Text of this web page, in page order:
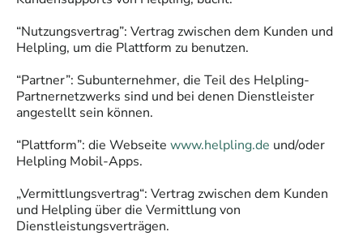
“Nutzungsvertrag”: Vertrag zwischen dem Kunden und
Helpling, um die Plattform zu benutzen.
“Partner”: Subunternehmer, die Teil des Helpling-
Partnernetzwerks sind und bei denen Dienstleister
angestellt sein können.
“Plattform”: die Webseite www.helpling.de und/oder
Helpling Mobil-Apps.
„Vermittlungsvertrag“: Vertrag zwischen dem Kunden
und Helpling über die Vermittlung von
Dienstleistungsverträgen.